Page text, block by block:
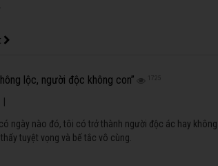
lộc, người độc không con” 1725
ngày nào đó, tôi có trở thành người độc ác hay
tuyệt vọng và bế tắc vô cùng.